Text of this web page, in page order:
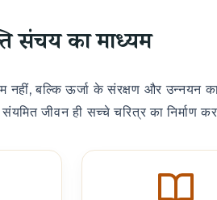
संचय का माध्यम
नहीं, बल्कि ऊर्जा के संरक्षण और उन्नयन का
जीवन ही सच्चे चरित्र का निर्माण